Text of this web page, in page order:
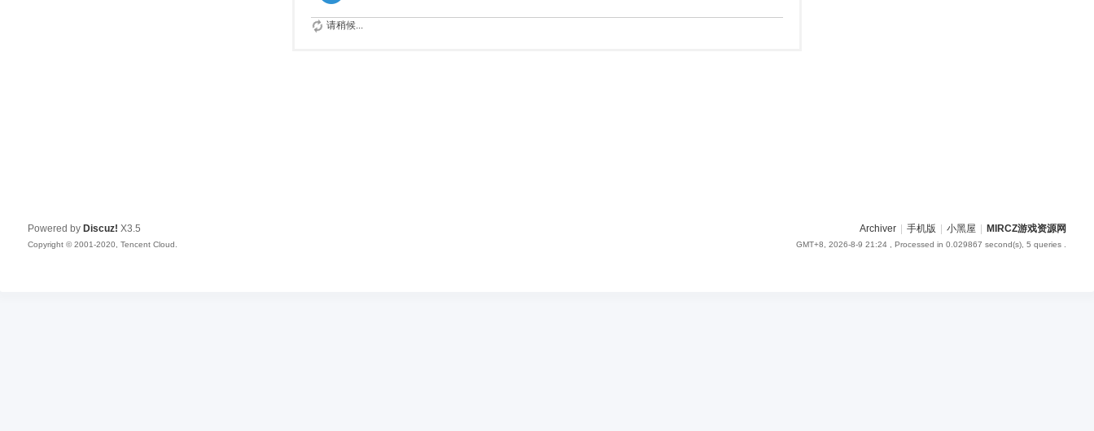
请稍候...
Archiver 手机版 小黑屋 MIRCZ游戏资源网
GMT+8, 2026-8-9 21:24 , Processed in 0.029867 second(s), 5 queries .
Powered by Discuz! X3.5
Copyright © 2001-2020, Tencent Cloud.